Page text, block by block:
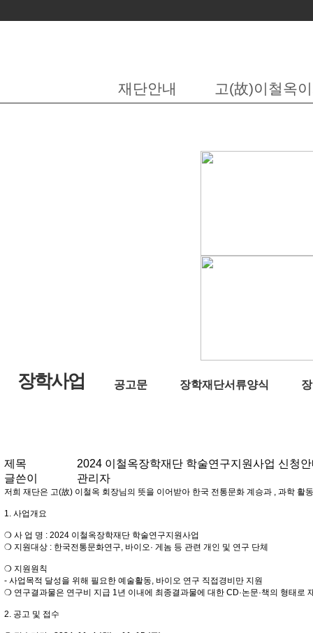
재단안내 고(故)이철옥
장학사업 공고문 장학재단서류양식
제목
2024 이철옥장학재단 학술연구지원사업 신청
글쓴이
관리자
저희 재단은 고(故) 이철옥 회장님의 뜻을 이어받아 한국 전통문화 계승과 , 과학
1. 사업개요
❍ 사 업 명 : 2024 이철옥장학재단 학술연구지원사업
❍ 지원대상 : 한국전통문화연구, 바이오· 게놈 등 관련 개인 및 연구 단체
❍ 지원원칙
- 사업목적 달성을 위해 필요한 예술활동, 바이오 연구 직접경비만 지원
❍ 연구결과물은 연구비 지급 1년 이내에 최종결과물에 대한 CD·논문·책의 형태로
2. 공고 및 접수